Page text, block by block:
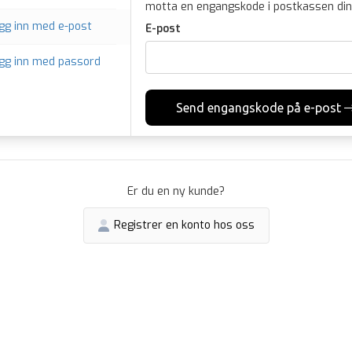
inn med e-post
inn med passord
motta en engangskode i postkassen
E-post
Send engangskode på e-post
Er du en ny kunde?
Registrer en konto hos oss